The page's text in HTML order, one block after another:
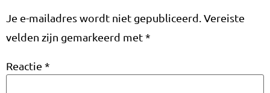
Je e-mailadres wordt niet gepubliceerd. Vereiste
velden zijn gemarkeerd met*
Reactie *